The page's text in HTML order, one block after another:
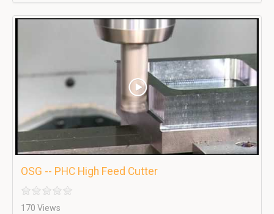
OSG -- PHC High Feed Cutter
170 Views